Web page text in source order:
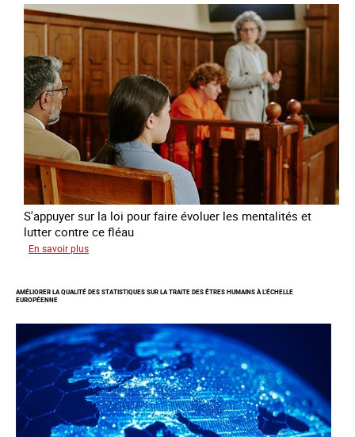
de
l’exploitation
mineures
à
travers
l’Europe
S'appuyer sur la loi pour faire évoluer les mentalités et
lutter contre ce fléau
En savoir plus
clients
la
traite
à
des
fins
d’exploitation
sexuelle
AMÉLIORER LA QUALITÉ DES STATISTIQUES SUR LA TRAITE DES ÊTRES HUMAINS À L’ÉCHELLE
EUROPÉENNE